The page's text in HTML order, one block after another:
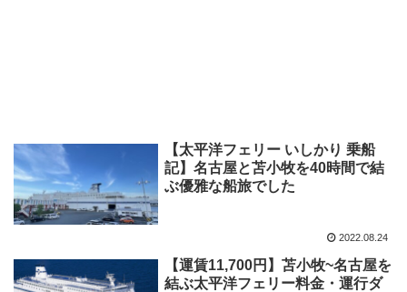
【太平洋フェリー いしかり 乗船
記】名古屋と苫小牧を40時間で結
ぶ優雅な船旅でした
2022.08.24
【運賃11,700円】苫小牧~名古屋を
結ぶ太平洋フェリー料金・運行ダ